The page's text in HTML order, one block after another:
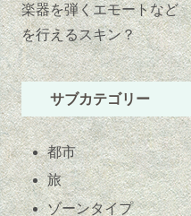
楽器を弾くエモートなど
を行えるスキン？
サブカテゴリー
都市
旅
ゾーンタイプ